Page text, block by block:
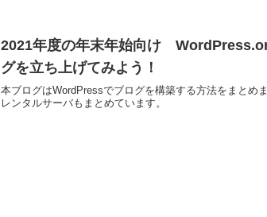
2021年度の年末年始向け
グを立ち上げてみよう！
本ブログはWordPressでブログを構築する方法をまとめ
レンタルサーバもまとめています。